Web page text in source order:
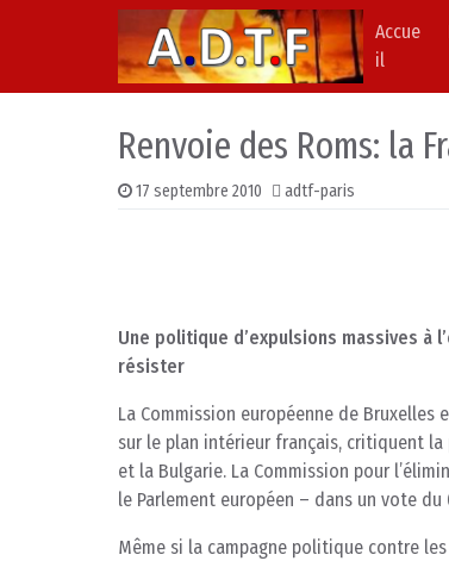
Skip to content
Main Navigation
Accue
il
Renvoie des Roms: la
17 septembre 2010 adtf-paris
Une politique d’expulsions massives à
résister
La Commission européenne de
sur le plan intérieur français, critiquent
et la Bulgarie. La Commission pour
le Parlement européen – dans un vote
Même si la campagne politique contre